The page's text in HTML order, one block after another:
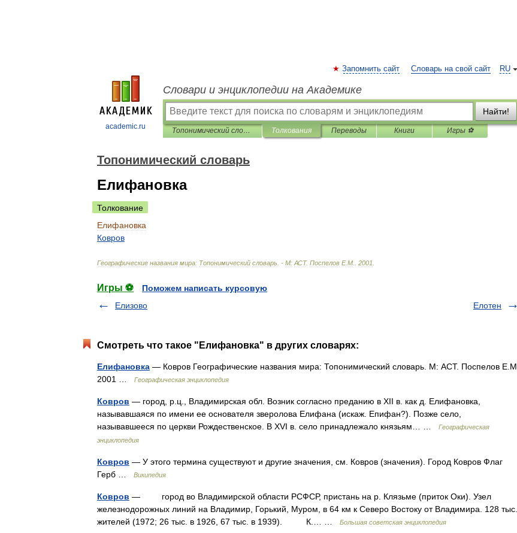
academic.ru
RU
Запомнить сайт Словарь на свой сайт
Словари и энциклопедии на Академике
Найти!
Топонимический словарь Толкования Переводы Книги Игры ⚽
Топонимический словарь
Елифановка
Толкование
Елифановка
Ковров
Географические названия мира: Топонимический словарь . - М: АСТ. Поспелов Е.М 2001
Игры ⚽
Поможем написать курсовую
Елизово
Елотен
Смотреть что такое "Елифановка" в других словарях:
Елифановка — Ковров Географические названия мира: Топонимический словарь. М: АСТ. Поспелов Е.М.
2001 …
Географическая энциклопедия
Ковров — город, р.ц., Владимирская обл. Возник согласно преданию в XII в. как д. Елифановка,
называвшаяся по имени ее основателя зверолова Елифана (искаж. Епифан?). Позже село,
называвшееся по церкви Рождественское. В XVI в. село принадлежало князьям… …
Географическая
энциклопедия
Ковров — У этого термина существуют и другие значения, см. Ковров (значения). Город Ковров Флаг
Герб …
Википедия
Ковров — город во Владимирской области РСФСР, пристань на р. Клязьме (приток Оки). Узел
железнодорожных линий на Владимир, Горький, Муром, в 64 км к Северо Востоку от Владимира. 128 тыс.
жителей (1972; 26 тыс. в 1926, 67 тыс. в 1939). К.… …
Большая советская энциклопедия